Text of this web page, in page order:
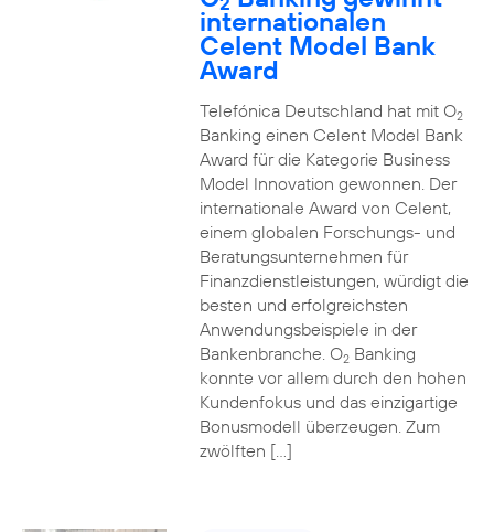
internationalen
Celent Model Bank
Award
Telefónica Deutschland hat mit O2
Banking einen Celent Model Bank
Award für die Kategorie Business
Model Innovation gewonnen. Der
internationale Award von Celent,
einem globalen Forschungs- und
Beratungsunternehmen für
Finanzdienstleistungen, würdigt die
besten und erfolgreichsten
Anwendungsbeispiele in der
Bankenbranche. O2Banking
konnte vor allem durch den hohen
Kundenfokus und das einzigartige
Bonusmodell überzeugen. Zum
zwölften […]